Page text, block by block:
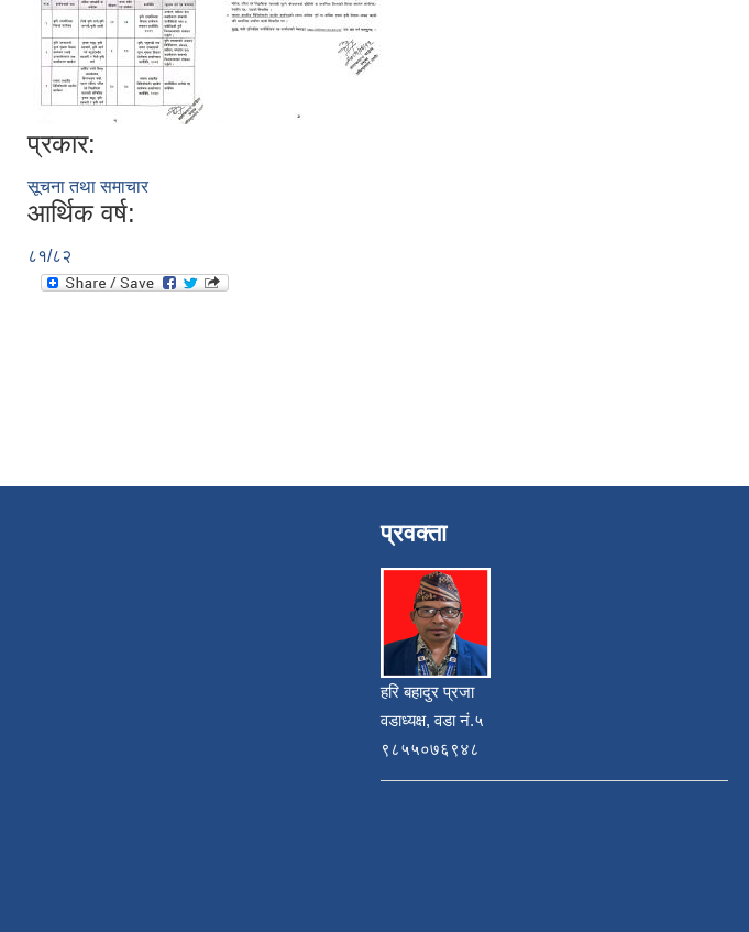
प्रकार:
सूचना तथा समाचार
आर्थिक वर्ष:
८१/८२
प्रवक्ता
हरि बहादुर प्रजा
वडाध्यक्ष, वडा नं.५
९८५५०७६९४८